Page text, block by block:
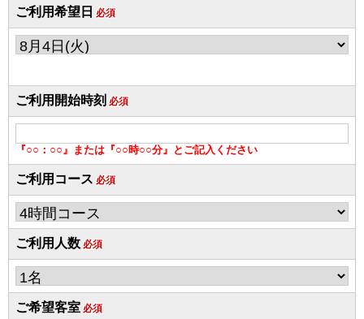
ご利用希望日 必須
ご利用開始時刻 必須
『○○：○○』または『○○時○○分』とご記入ください
ご利用コース 必須
ご利用人数 必須
ご希望客室 必須